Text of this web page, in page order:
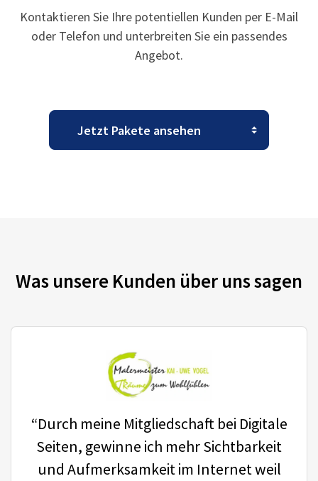
Kontaktieren Sie Ihre potentiellen Kunden per E-Mail
oder Telefon und unterbreiten Sie ein passendes
Angebot.
Was unsere Kunden über uns sagen
“Durch meine Mitgliedschaft bei Digitale
Seiten, gewinne ich mehr Sichtbarkeit
und Aufmerksamkeit im Internet weil